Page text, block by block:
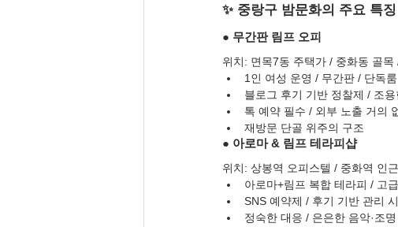
✨ 중랑구 밤문화의 주요 특징
● 무간판 림프 오피
위치: 면목7동 주택가 / 중화동 골목
1인 여성 운영 / 무간판 / 단독룸
블로그 후기 기반 정찰제 / 조용
톡 예약 필수 / 외부 노출 거의
재방문 단골 위주의 구조
● 아로마 & 림프 테라피샵
위치: 상봉역 오피스텔 / 중화역 인
아로마+림프 복합 테라피 / 고
SNS 예약제 / 후기 기반 관리
정숙한 대응 / 은은한 음악·조명